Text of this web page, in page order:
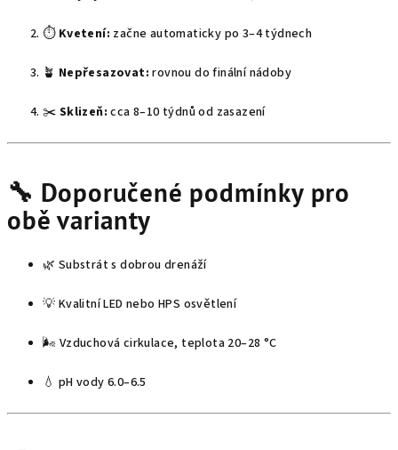
⏱️ Kvetení: začne automaticky po 3–4 týdnech
🪴 Nepřesazovat: rovnou do finální nádoby
✂️ Sklizeň: cca 8–10 týdnů od zasazení
🔧 Doporučené podmínky pro
obě varianty
🌿 Substrát s dobrou drenáží
💡 Kvalitní LED nebo HPS osvětlení
🌬️ Vzduchová cirkulace, teplota 20–28 °C
💧 pH vody 6.0–6.5